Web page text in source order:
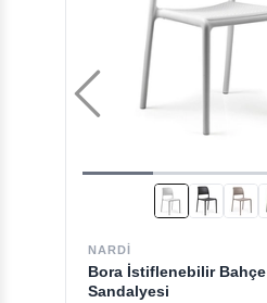
NARDI
Bora İstiflenebilir Bahçe
Sandalyesi